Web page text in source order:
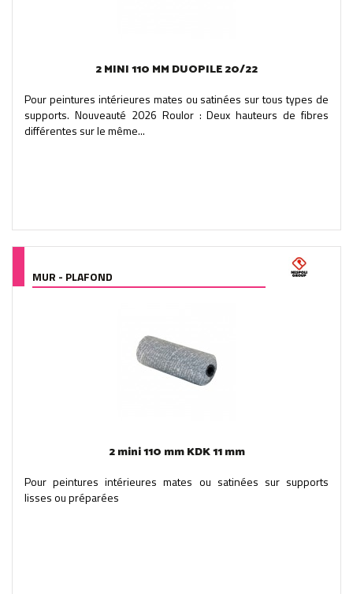
2 MINI 110 MM DUOPILE 20/22
Pour peintures intérieures mates ou satinées sur tous types de
supports. Nouveauté 2026 Roulor : Deux hauteurs de fibres
différentes sur le même...
MUR - PLAFOND
2 mini 110 mm KDK 11 mm
Pour peintures intérieures mates ou satinées sur supports
lisses ou préparées